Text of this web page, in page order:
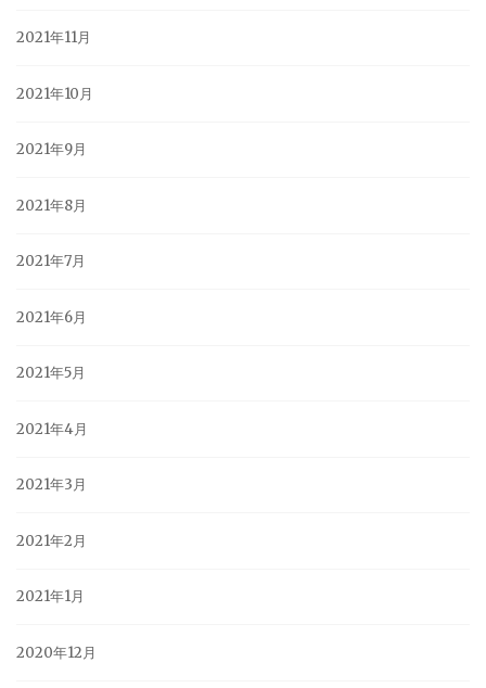
2021年11月
2021年10月
2021年9月
2021年8月
2021年7月
2021年6月
2021年5月
2021年4月
2021年3月
2021年2月
2021年1月
2020年12月